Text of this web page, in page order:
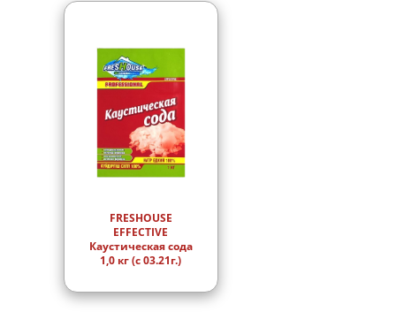
FRESHOUSE
EFFECTIVE
Каустическая сода
1,0 кг (с 03.21г.)